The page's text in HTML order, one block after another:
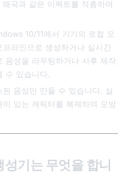
곡과 같은 이펙트를 적층하여
10/11에서 기기의 로컬 모
프라인으로 생성하거나 실시간
음성을 라우팅하거나 사후 제작
수 있습니다.
된 음성만 만들 수 있습니다. 실
있는 캐릭터를 복제하여 모방
성기는 무엇을 합니